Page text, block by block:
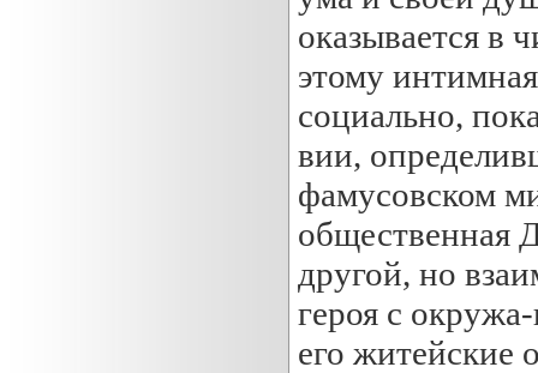
оказывается в
этому
социально,
вии,
фамусовском
общественная
другой, но
героя с
его житейские